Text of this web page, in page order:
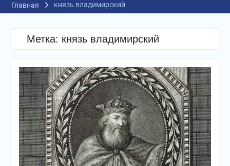
Главная князь владимирский
Метка: князь владимирский